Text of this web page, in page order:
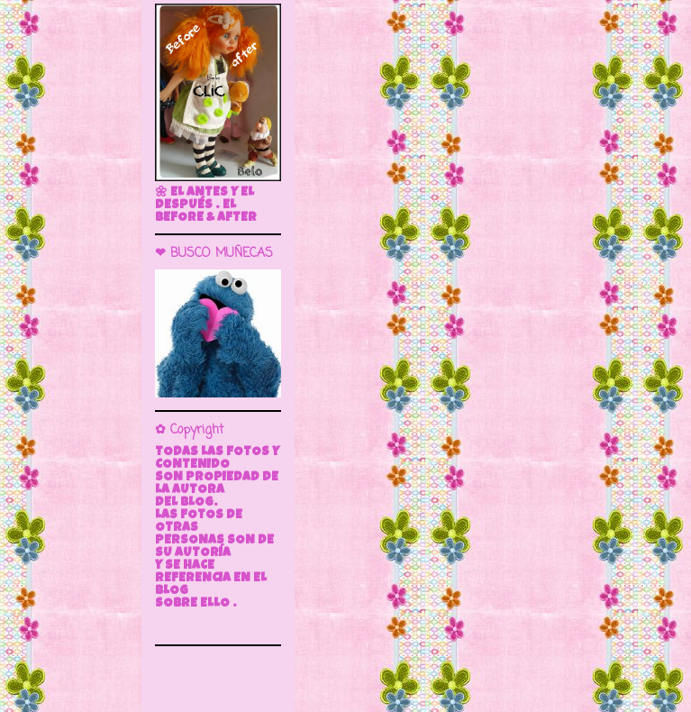
🌼 EL ANTES Y EL
DESPUÉS . EL
BEFORE & AFTER
❤ BUSCO MUÑECAS
✿ Copyright
TODAS LAS FOTOS Y
CONTENIDO
SON PROPIEDAD DE
LA AUTORA
DEL BLOG.
LAS FOTOS DE
OTRAS
PERSONAS SON DE
SU AUTORÍA
Y SE HACE
REFERENCIA EN EL
BLOG
SOBRE ELLO .